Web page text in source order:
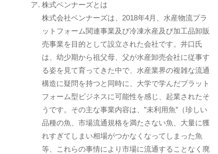
株式ベンナーズとは
株式会社ベンナーズは、2018年4月、水産物流プラ
ットフォーム関連事業及び冷凍水産及び加工品卸販
売事業を目的として設立された会社です。井口氏
は、幼少期から祖父母、父が水産卸売会社に従事す
る姿を見て育ってきた中で、水産業界の複雑な流通
構造に疑問を持つと同時に、大学で学んだプラット
フォーム型ビジネスに可能性を感じ、起業されたそ
うです。その主な事業内容は、”未利用魚”（珍しい
品種の魚、市場流通規格を満たさない魚、大量に獲
れすぎてしまい相場がつかなくなってしまった魚
等、これらの事情により市場に流通することなく廃